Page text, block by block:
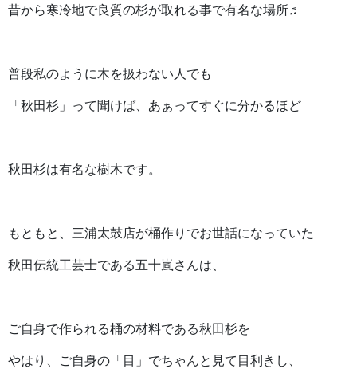
昔から寒冷地で良質の杉が取れる事で有名な場所♬
普段私のように木を扱わない人でも
「秋田杉」って聞けば、あぁってすぐに分かるほど
秋田杉は有名な樹木です。
もともと、三浦太鼓店が桶作りでお世話になっていた
秋田伝統工芸士である五十嵐さんは、
ご自身で作られる桶の材料である秋田杉を
やはり、ご自身の「目」でちゃんと見て目利きし、